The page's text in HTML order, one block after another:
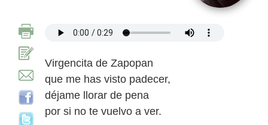
Virgencita de Zapopan
que me has visto padecer,
déjame llorar de pena
por si no te vuelvo a ver.